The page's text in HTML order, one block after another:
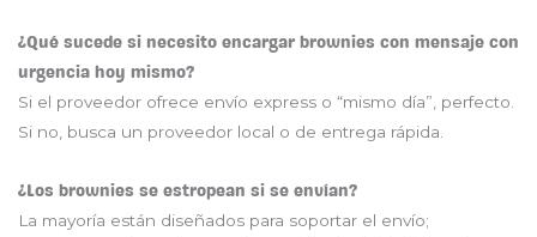
¿Qué sucede si necesito encargar brownies con mensaje con
urgencia hoy mismo?
Si el proveedor ofrece envío express o “mismo día”, perfecto.
Si no, busca un proveedor local o de entrega rápida.
¿Los brownies se estropean si se envían?
La mayoría están diseñados para soportar el envío;